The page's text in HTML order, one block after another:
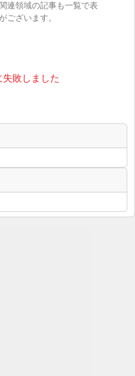
連領域の記事も一覧で表
ございます。
敗しました